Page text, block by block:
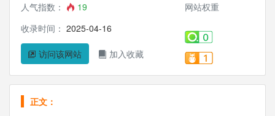
人气指数：
19
收录时间： 2025-04-16
访问该网站 加入收藏
网站权重
正文：